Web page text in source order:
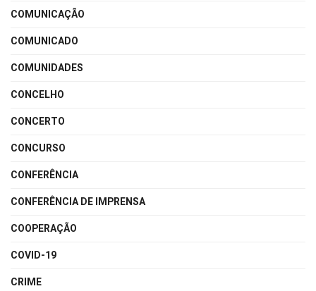
COMUNICAÇÃO
COMUNICADO
COMUNIDADES
CONCELHO
CONCERTO
CONCURSO
CONFERÊNCIA
CONFERÊNCIA DE IMPRENSA
COOPERAÇÃO
COVID-19
CRIME